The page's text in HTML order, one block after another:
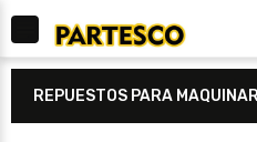
REPUESTOS PARA